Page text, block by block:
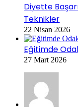
Diyette
Teknikler
22 Nisan 2026
Eğitimde
27 Mart 2026